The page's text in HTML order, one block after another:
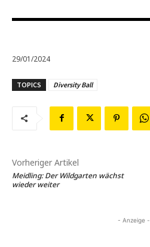
29/01/2024
TOPICS Diversity Ball
Vorheriger Artikel
Meidling: Der Wildgarten wächst
wieder weiter
- Anzeige -